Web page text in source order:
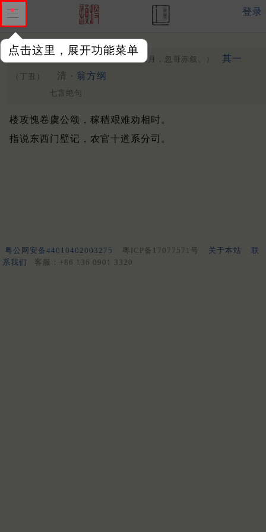
点击这里，展开功能菜单
登录
元人耕稼图二首 （至正癸巳二月，忽哥赤叙。） 其一
（丁丑） 清 · 翁方纲
七言绝句
楼攻愧卷虞公颂，稼穑艰难劝相时。
指说东西门壁记，农官十道系分司。
粤公网安备44010402003275 粤ICP备17077571号 关于本站
联
系我们
客服：+86 136 0901 3320